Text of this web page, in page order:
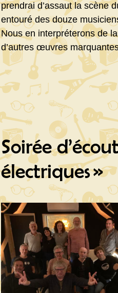
prendrai d’assaut la scène
entouré des douze
Nous en interpréterons de
d’autres œuvres
Soirée
électriques »